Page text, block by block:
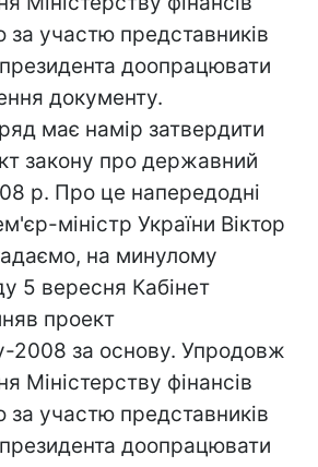
за участю представників
доопрацювати
документу.
має намір затвердити
закону про державний
р. Про це напередодні
міністр України Віктор
на минулому
5 вересня Кабінет
проект
за основу. Упродовж
Міністерству фінансів
за участю представників
доопрацювати